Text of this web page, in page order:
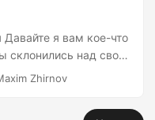
я вам кое-что
склонились над своей
пульсирует,
Dew Code Red. Ваша
Zhirnov